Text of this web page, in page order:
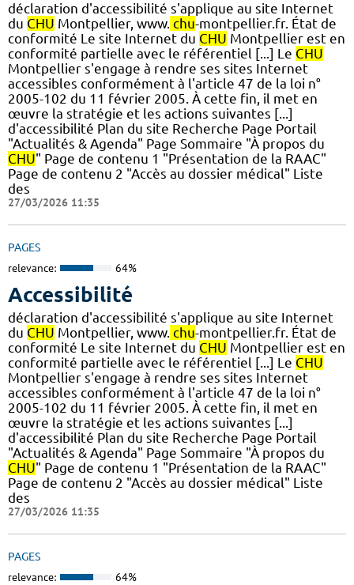
déclaration d'accessibilité s'applique au site Internet
du CHU Montpellier, www. chu-montpellier.fr. État de
conformité Le site Internet du CHU Montpellier est en
conformité partielle avec le référentiel [...] Le CHU
Montpellier s'engage à rendre ses sites Internet
accessibles conformément à l'article 47 de la loi n°
2005-102 du 11 février 2005. À cette fin, il met en
œuvre la stratégie et les actions suivantes [...]
d'accessibilité Plan du site Recherche Page Portail
"Actualités & Agenda" Page Sommaire "À propos du
CHU" Page de contenu 1 "Présentation de la RAAC"
Page de contenu 2 "Accès au dossier médical" Liste
des
27/03/2026 11:35
PAGES
relevance: 64%
Accessibilité
déclaration d'accessibilité s'applique au site Internet
du CHU Montpellier, www. chu-montpellier.fr. État de
conformité Le site Internet du CHU Montpellier est en
conformité partielle avec le référentiel [...] Le CHU
Montpellier s'engage à rendre ses sites Internet
accessibles conformément à l'article 47 de la loi n°
2005-102 du 11 février 2005. À cette fin, il met en
œuvre la stratégie et les actions suivantes [...]
d'accessibilité Plan du site Recherche Page Portail
"Actualités & Agenda" Page Sommaire "À propos du
CHU" Page de contenu 1 "Présentation de la RAAC"
Page de contenu 2 "Accès au dossier médical" Liste
des
27/03/2026 11:35
PAGES
relevance: 64%